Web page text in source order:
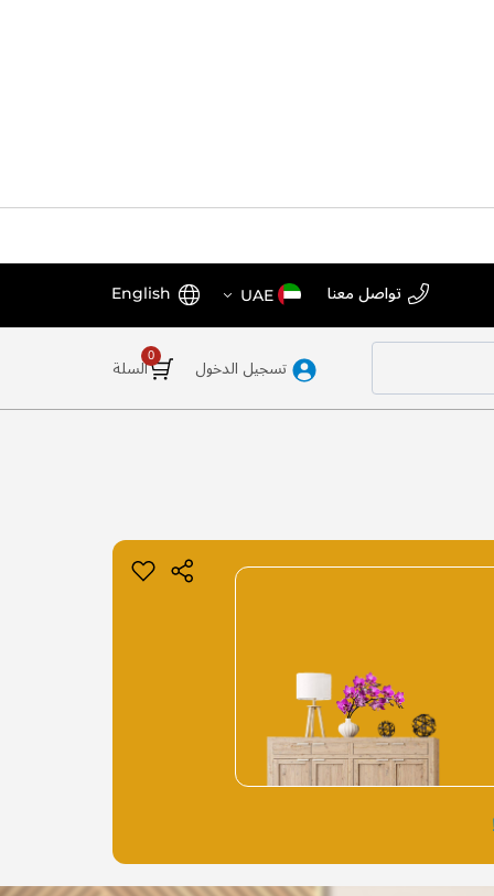
تواصل معنا اختر
المتجر
UAE اللغة English
السلة تسجيل الدخول